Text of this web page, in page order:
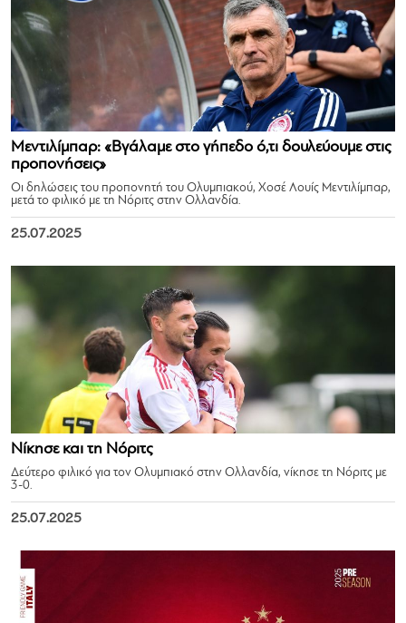
Μεντιλίμπαρ: «Βγάλαμε στο γήπεδο ό,τι δουλεύουμε στις
προπονήσεις»
Οι δηλώσεις του προπονητή του Ολυμπιακού, Χοσέ Λουίς Μεντιλίμπαρ,
μετά το φιλικό με τη Νόριτς στην Ολλανδία.
25.07.2025
Νίκησε και τη Νόριτς
Δεύτερο φιλικό για τον Ολυμπιακό στην Ολλανδία, νίκησε τη Νόριτς με
3-0.
25.07.2025